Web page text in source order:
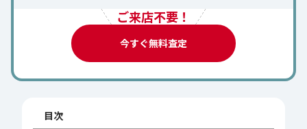
ご来店不要！
今すぐ無料査定
目次